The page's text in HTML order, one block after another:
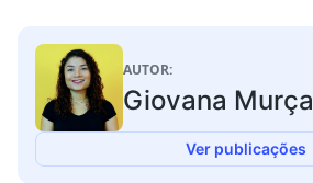
AUTOR:
Giovana Murça
Ver publicações